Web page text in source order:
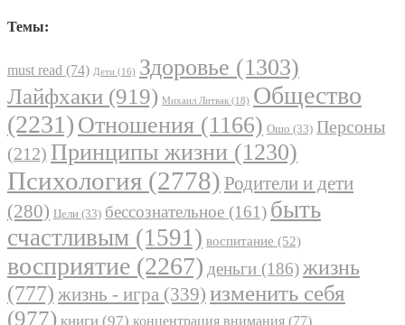
Темы:
must read (74) Дети (16) Здоровье (1303)
Лайфхаки (919) Михаил Литвак (18) Общество
(2231) Отношения (1166) Ошо (33) Персоны
(212) Принципы жизни (1230)
Психология (2778) Родители и дети
(280) Цели (33) бессознательное (161) быть
счастливым (1591) воспитание (52)
восприятие (2267) деньги (186)жизнь
(777) жизнь - игра (339) изменить себя
(977) книги (97) концентрация внимания (77)